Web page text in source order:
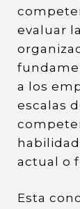
evaluar
a los
escalas
actual o
Esta